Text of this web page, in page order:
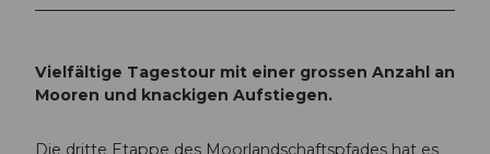
Vielfältige Tagestour mit einer grossen Anzahl an
Mooren und knackigen Aufstiegen.
Die dritte Etappe des Moorlandschaftspfades hat es